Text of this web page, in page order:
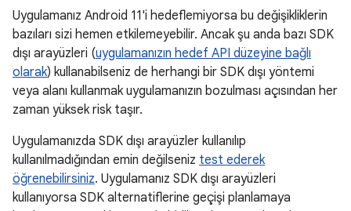
Uygulamanız Android 11'i hedeflemiyorsa bu değişikliklerin
bazıları sizi hemen etkilemeyebilir. Ancak şu anda bazı SDK
dışı arayüzleri (uygulamanızın hedef API düzeyine bağlı
olarak) kullanabilseniz de herhangi bir SDK dışı yöntemi
veya alanı kullanmak uygulamanızın bozulması açısından her
zaman yüksek risk taşır.
Uygulamanızda SDK dışı arayüzler kullanılıp
kullanılmadığından emin değilseniz test ederek
öğrenebilirsiniz. Uygulamanız SDK dışı arayüzleri
kullanıyorsa SDK alternatiflerine geçişi planlamaya